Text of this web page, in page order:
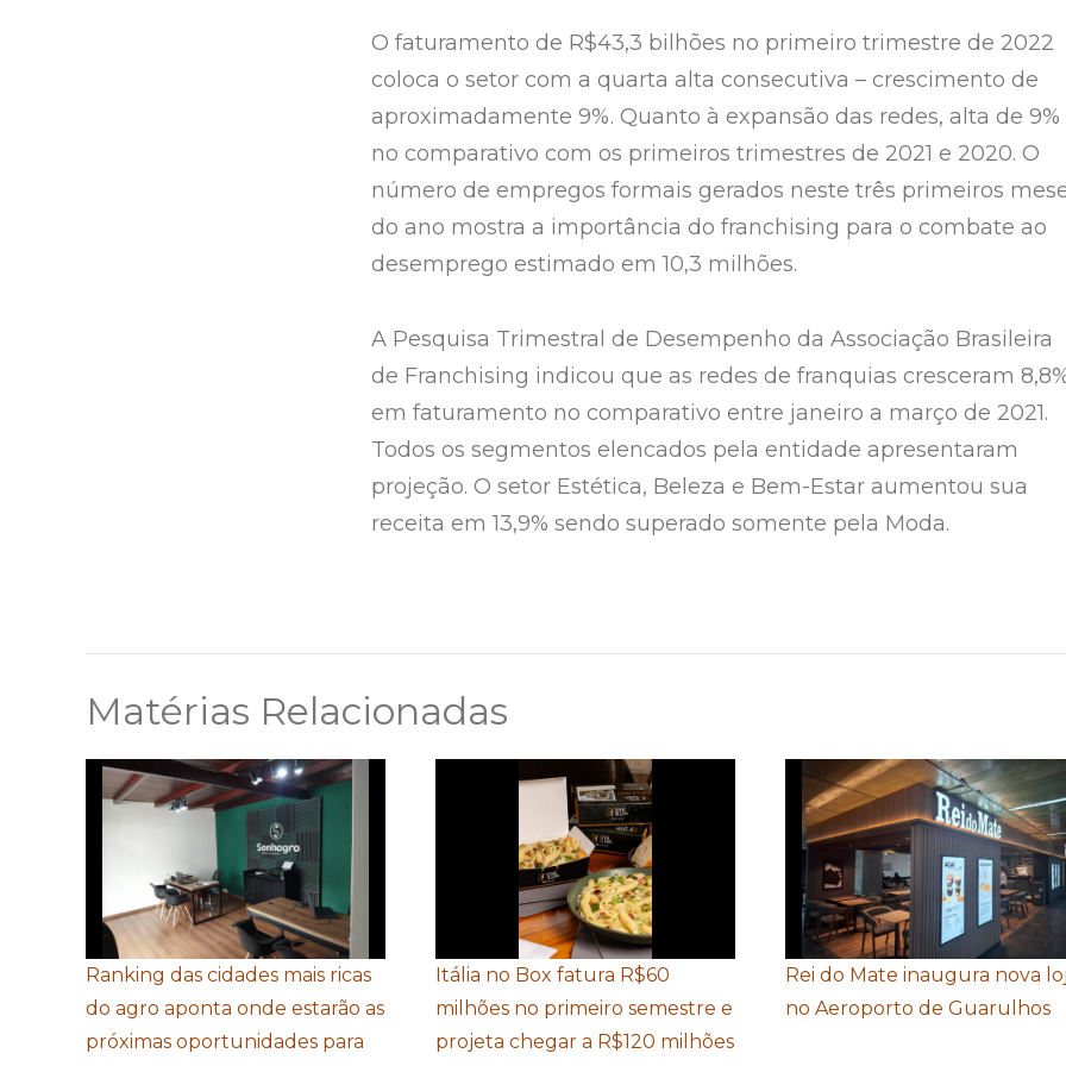
O faturamento de R$43,3 bilhões no primeiro trimestre de 2022
coloca o setor com a quarta alta consecutiva – crescimento de
aproximadamente 9%. Quanto à expansão das redes, alta de 9%
no comparativo com os primeiros trimestres de 2021 e 2020. O
número de empregos formais gerados neste três primeiros
do ano mostra a importância do franchising para o combate ao
desemprego estimado em 10,3 milhões.
A Pesquisa Trimestral de Desempenho da Associação Brasileira
de Franchising indicou que as redes de franquias cresceram
em faturamento no comparativo entre janeiro a março de 2021.
Todos os segmentos elencados pela entidade apresentaram
projeção. O setor Estética, Beleza e Bem-Estar aumentou sua
receita em 13,9% sendo superado somente pela Moda.
Matérias Relacionadas
Ranking das cidades mais ricas
do agro aponta onde estarão as
próximas oportunidades para
Itália no Box fatura R$60
milhões no primeiro semestre e
projeta chegar a R$120 milhões
Rei do Mate inaugura nova
no Aeroporto de Guarulhos